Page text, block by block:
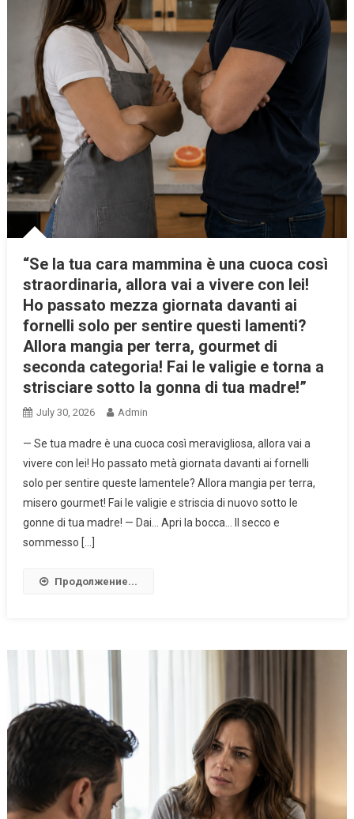
“Se la tua cara mammina è una cuoca così
straordinaria, allora vai a vivere con lei!
Ho passato mezza giornata davanti ai
fornelli solo per sentire questi lamenti?
Allora mangia per terra, gourmet di
seconda categoria! Fai le valigie e torna a
strisciare sotto la gonna di tua madre!”
July 30, 2026 Admin
— Se tua madre è una cuoca così meravigliosa, allora vai a
vivere con lei! Ho passato metà giornata davanti ai fornelli
solo per sentire queste lamentele? Allora mangia per terra,
misero gourmet! Fai le valigie e striscia di nuovo sotto le
gonne di tua madre! — Dai… Apri la bocca… Il secco e
sommesso […]
Продолжение...